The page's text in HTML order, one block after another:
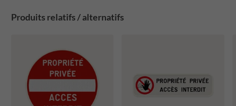
Produits relatifs / alternatifs